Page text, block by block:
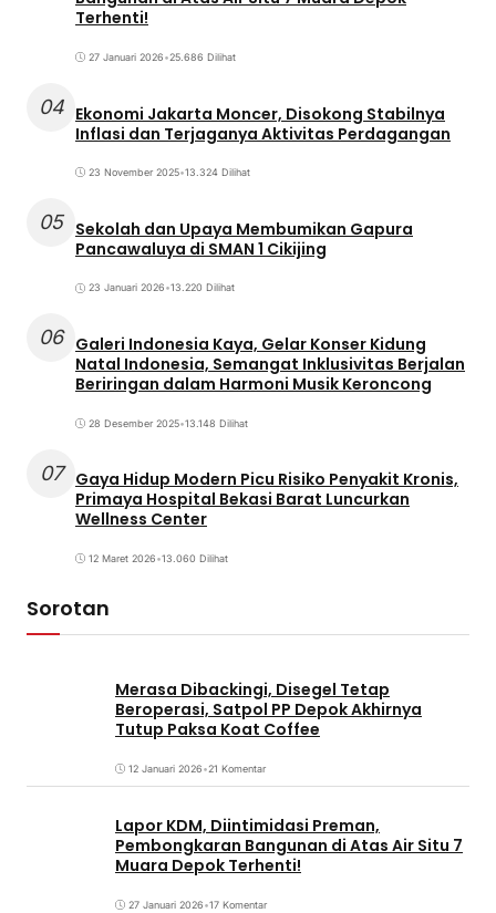
Terhenti!
27 Januari 2026•25.686 Dilihat
04 Ekonomi Jakarta Moncer, Disokong Stabilnya
Inflasi dan Terjaganya Aktivitas Perdagangan
23 November 2025•13.324 Dilihat
05 Sekolah dan Upaya Membumikan Gapura
Pancawaluya di SMAN 1 Cikijing
23 Januari 2026•13.220 Dilihat
06 Galeri Indonesia Kaya, Gelar Konser Kidung
Natal Indonesia, Semangat Inklusivitas Berjalan
Beriringan dalam Harmoni Musik Keroncong
28 Desember 2025•13.148 Dilihat
07
Gaya Hidup Modern Picu Risiko Penyakit Kronis,
Primaya Hospital Bekasi Barat Luncurkan
Wellness Center
12 Maret 2026•13.060 Dilihat
Sorotan
Merasa Dibackingi, Disegel Tetap
Beroperasi, Satpol PP Depok Akhirnya
Tutup Paksa Koat Coffee
12 Januari 2026•21 Komentar
Lapor KDM, Diintimidasi Preman,
Pembongkaran Bangunan di Atas Air Situ 7
Muara Depok Terhenti!
27 Januari 2026•17 Komentar